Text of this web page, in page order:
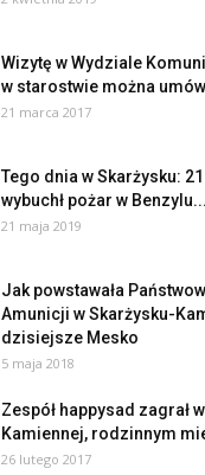
Wizytę w Wydziale
w starostwie można
21 marca 2017
Tego dnia w Skarżysku:
wybuchł pożar w
21 maja 2019
Jak powstawała
Amunicji w Skarżysku-
dzisiejsze Mesko
5 maja 2018
Zespół happysad zagrał
Kamiennej, rodzinnym
26 lutego 2017